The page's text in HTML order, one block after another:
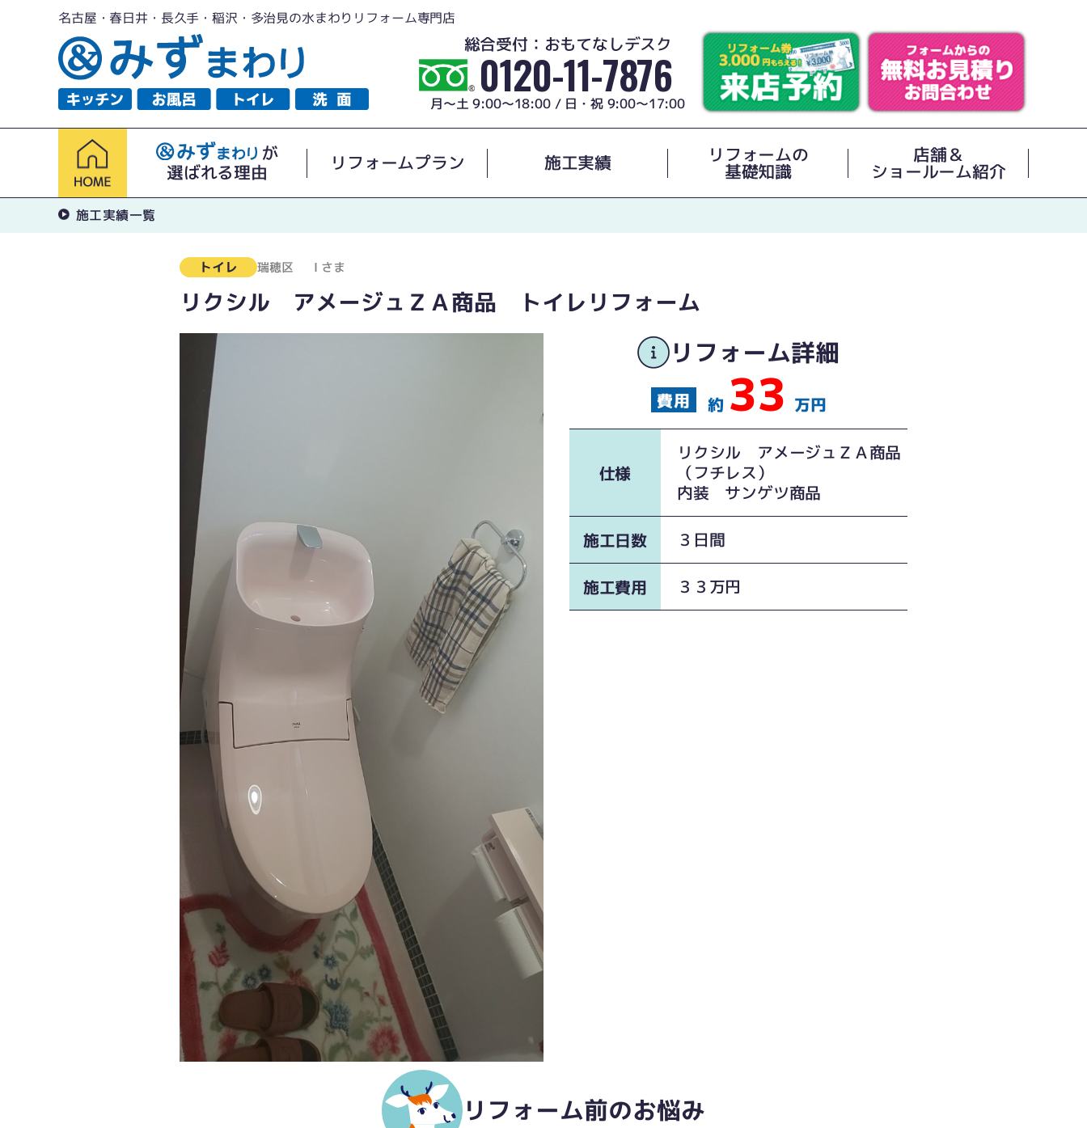
名古屋・春日井・長久手・稲沢・多治見の水まわりリフォーム専門店
総合受付：おもてなしデスク
0120-11-7876
月～土 9:00～18:00 / 日・祝 9:00～17:00
が
選ばれる理由
リフォームプラン 施工実績 リフォームの
基礎知識
店舗＆
ショールーム紹介
施工実績一覧
トイレ 瑞穂区 Ｉさま
リクシル アメージュＺＡ商品 トイレリフォーム
リフォーム詳細
約 33 万円
仕様
リクシル アメージュＺＡ商品
（フチレス）
内装 サンゲツ商品
施工日数 ３日間
施工費用 ３３万円
リフォーム前のお悩み